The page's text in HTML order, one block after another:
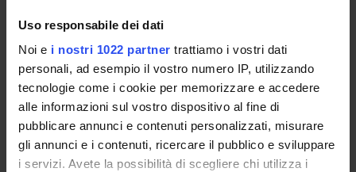
Uso responsabile dei dati
Noi e i nostri 1022 partner trattiamo i vostri dati
personali, ad esempio il vostro numero IP, utilizzando
tecnologie come i cookie per memorizzare e accedere
alle informazioni sul vostro dispositivo al fine di
pubblicare annunci e contenuti personalizzati, misurare
gli annunci e i contenuti, ricercare il pubblico e sviluppare
i servizi. Avete la possibilità di scegliere chi utilizza i
Orario lezioni
Piani didattici
Calendario esami
Bacheca avvisi
Proposte tesi e stage
Docenti